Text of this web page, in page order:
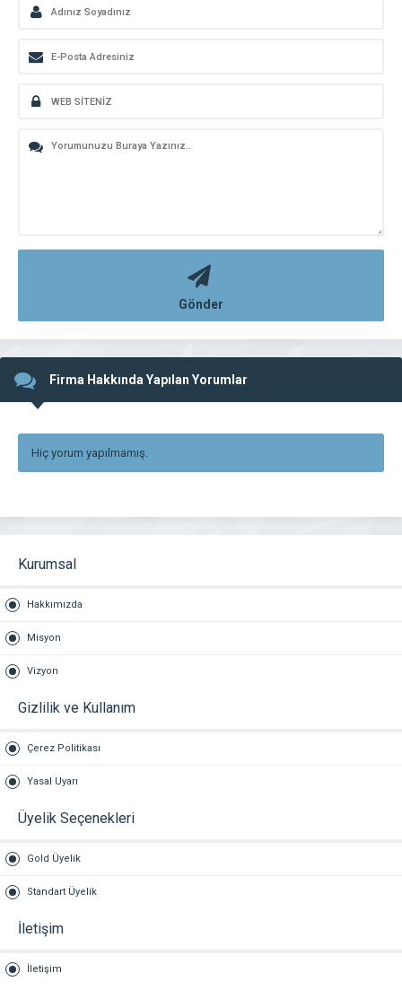
Gönder
Firma Hakkında Yapılan Yorumlar
Hiç yorum yapılmamış.
Kurumsal
Hakkımızda
Misyon
Vizyon
Gizlilik ve Kullanım
Çerez Politikası
Yasal Uyarı
Üyelik Seçenekleri
Gold Üyelik
Standart Üyelik
İletişim
İletişim